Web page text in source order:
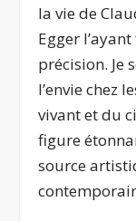
la vie de
Egger
précision. Je
l’envie chez
vivant et du
figure
source